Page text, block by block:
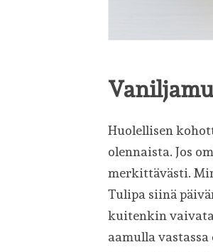
Huolellisen
olennaista. Jos
merkittävästi.
Tulipa siinä
kuitenkin
aamulla